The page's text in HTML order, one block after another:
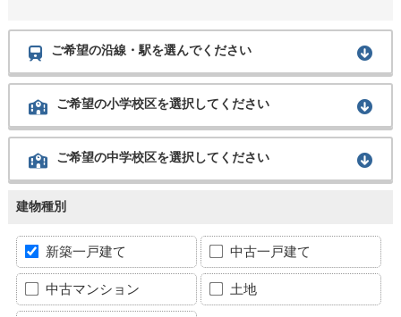
ご希望の沿線・駅を選んでください
ご希望の小学校区を選択してください
ご希望の中学校区を選択してください
建物種別
新築一戸建て 中古一戸建て
中古マンション 土地